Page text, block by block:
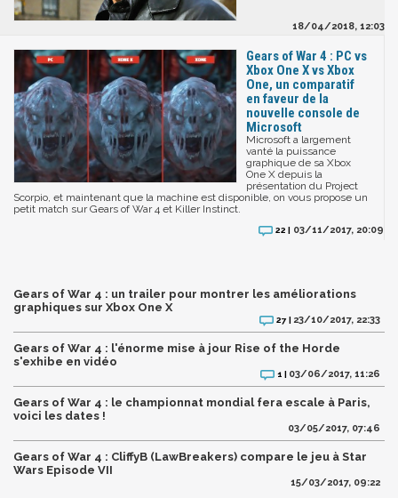
18/04/2018, 12:03
Gears of War 4 : PC vs
Xbox One X vs Xbox
One, un comparatif
en faveur de la
nouvelle console de
Microsoft
Microsoft a largement
vanté la puissance
graphique de sa Xbox
One X depuis la
présentation du Project
Scorpio, et maintenant que la machine est disponible, on vous propose un
petit match sur Gears of War 4 et Killer Instinct.
22 | 03/11/2017, 20:09
Gears of War 4 : un trailer pour montrer les améliorations
graphiques sur Xbox One X
27 | 23/10/2017, 22:33
Gears of War 4 : l'énorme mise à jour Rise of the Horde
s'exhibe en vidéo
1 | 03/06/2017, 11:26
Gears of War 4 : le championnat mondial fera escale à Paris,
voici les dates !
03/05/2017, 07:46
Gears of War 4 : CliffyB (LawBreakers) compare le jeu à Star
Wars Episode VII
15/03/2017, 09:22